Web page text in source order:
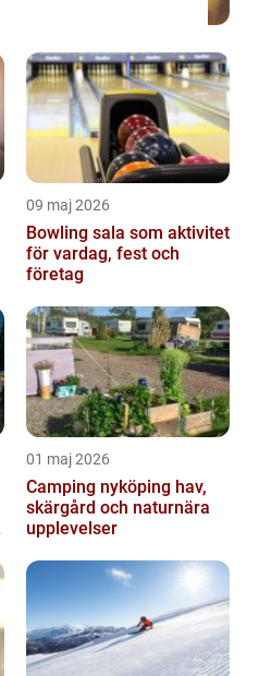
09 maj 2026
Bowling sala som aktivitet
för vardag, fest och
företag
01 maj 2026
Camping nyköping hav,
skärgård och naturnära
upplevelser